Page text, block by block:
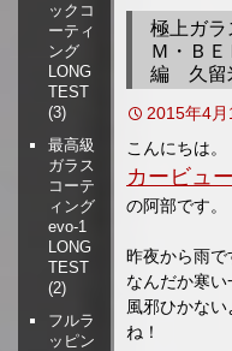
極上ガ
Ｍ・Ｂ
編 久留
2015年4月
こんにちは。
カービュ
の阿部です。
昨夜から雨で
なんだか寒い
風邪ひかな
ね！
ックコ
ーティ
ング
LONG
TEST
(3)
最高級
ガラス
コーテ
ィング
evo-1
LONG
TEST
(2)
フルラ
ッピン